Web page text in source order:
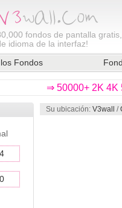
fondos de pantalla
idioma de la interfaz!
Fondos
⇒ 50000+ 2K 4K
Su ubicación: V3wall /